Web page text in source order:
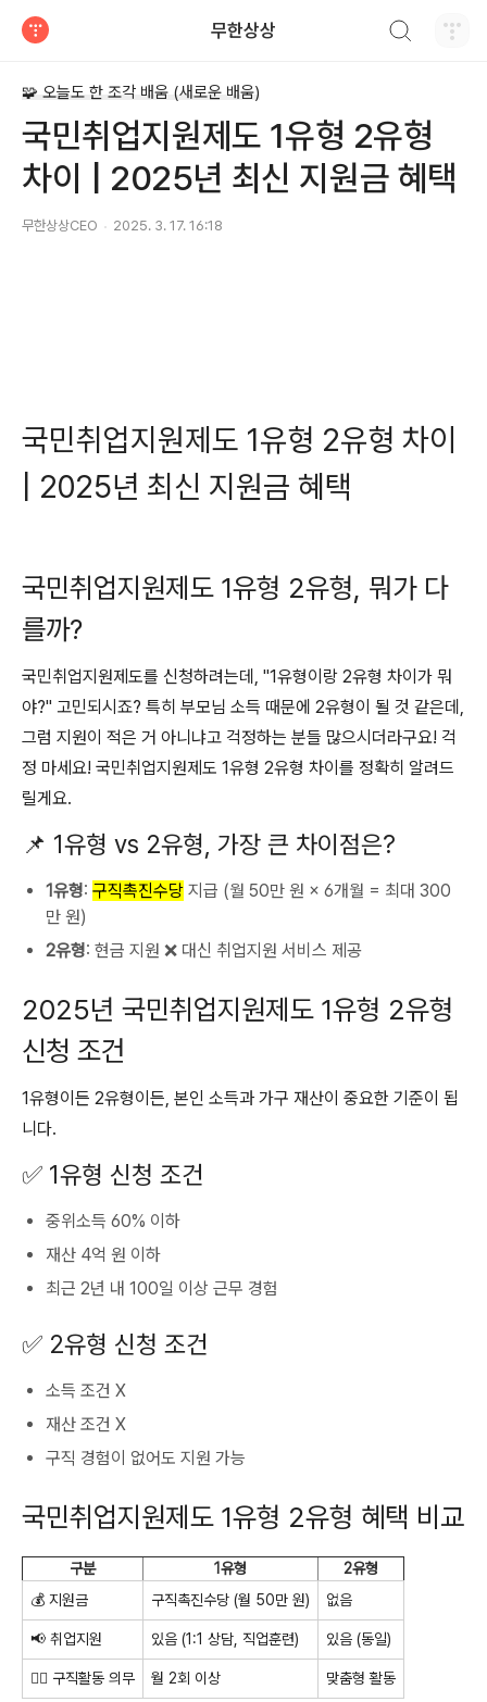
무한상상
🧩 오늘도 한 조각 배움 (새로운 배움)
국민취업지원제도 1유형 2유형
차이 | 2025년 최신 지원금 혜택
무한상상CEO 2025. 3. 17. 16:18
국민취업지원제도 1유형 2유형 차이
| 2025년 최신 지원금 혜택
국민취업지원제도 1유형 2유형, 뭐가 다
를까?
국민취업지원제도를 신청하려는데, "1유형이랑 2유형 차이가 뭐
야?" 고민되시죠? 특히 부모님 소득 때문에 2유형이 될 것 같은데,
그럼 지원이 적은 거 아니냐고 걱정하는 분들 많으시더라구요! 걱
정 마세요! 국민취업지원제도 1유형 2유형 차이를 정확히 알려드
릴게요.
📌 1유형 vs 2유형, 가장 큰 차이점은?
1유형: 구직촉진수당 지급 (월 50만 원 × 6개월 = 최대 300
만 원)
2유형: 현금 지원 ❌ 대신 취업지원 서비스 제공
2025년 국민취업지원제도 1유형 2유형
신청 조건
1유형이든 2유형이든, 본인 소득과 가구 재산이 중요한 기준이 됩
니다.
✅ 1유형 신청 조건
중위소득 60% 이하
재산 4억 원 이하
최근 2년 내 100일 이상 근무 경험
✅ 2유형 신청 조건
소득 조건 X
재산 조건 X
구직 경험이 없어도 지원 가능
국민취업지원제도 1유형 2유형 혜택 비교
구분 1유형
2유형
💰 지원금
구직촉진수당 (월 50만 원) 없음
📢 취업지원 있음 (1:1 상담, 직업훈련) 있음 (동일)
🏃‍♂️ 구직활동 의무 월 2회 이상 맞춤형 활동